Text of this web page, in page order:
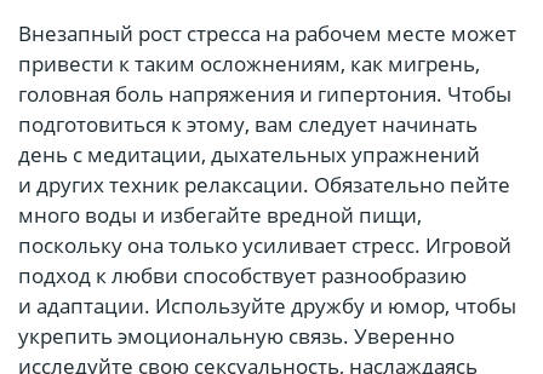
Внезапный рост стресса на рабочем месте может
привести к таким осложнениям, как мигрень,
головная боль напряжения и гипертония. Чтобы
подготовиться к этому, вам следует начинать
день с медитации, дыхательных упражнений
и других техник релаксации. Обязательно пейте
много воды и избегайте вредной пищи,
поскольку она только усиливает стресс. Игровой
подход к любви способствует разнообразию
и адаптации. Используйте дружбу и юмор, чтобы
укрепить эмоциональную связь. Уверенно
исследуйте свою сексуальность, наслаждаясь